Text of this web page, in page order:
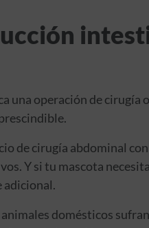
una operación de
de cirugía abdominal
Y si tu mascota
adicional.
domésticos